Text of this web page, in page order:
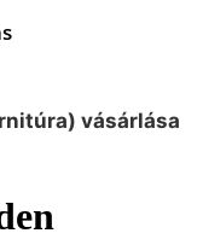
vásárlása